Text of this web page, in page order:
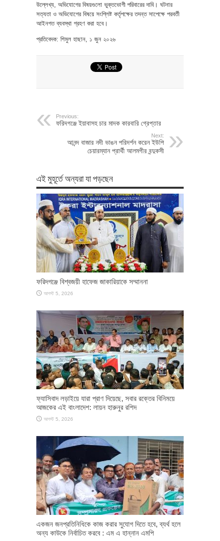
উল্লেখ্য, অভিযোগের বিষয়গুলো ভুক্তভোগী পরিবারের দাবি। ঘটনার
সত্যতা ও অভিযোগের বিষয়ে সংশ্লিষ্ট কর্তৃপক্ষের তদন্ত সাপেক্ষে পরবর্তী
আইনগত ব্যবস্থা গ্রহণ করা হবে।
প্রতিবেদক: শিমুল হাছান, ১ জুন ২০২৬
Previous:
ফরিদগঞ্জে ইয়াবাসহ চার মাদক কারবারি গ্রেপ্তার
Next:
আনন্দ বাজার নদী ভাঙন পরিদর্শন করেন ইউপি
চেয়ারম্যান প্রার্থী আলমগীর বন্দুকসী
এই মুহূর্তে অন্যরা যা পড়ছেন
ফরিদগঞ্জে বিশ্বজয়ী হাফেজ জাকারিয়াকে সম্মাননা
আগস্ট 5, 2026
ফ্যাসিবাদ লড়াইয়ে যারা প্রাণ দিয়েছে, সবার রক্তের বিনিময়ে
আজকের এই বাংলাদেশ: লায়ন হারুনুর রশিদ
আগস্ট 5, 2026
একজন জনপ্রতিনিধিকে কাজ করার সুযোগ দিতে হবে, ব্যর্থ হলে
অন্য কাউকে নির্বাচিত করবে : এম এ হান্নান এমপি